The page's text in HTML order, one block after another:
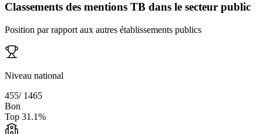
Classements des mentions TB dans le secteur public
Position par rapport aux autres établissements publics
Niveau national
455/ 1465
Bon
Top 31.1%